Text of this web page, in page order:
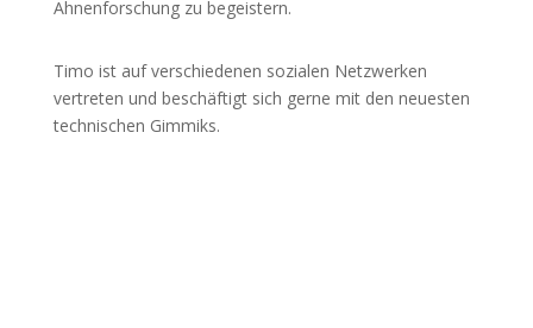
Ahnenforschung zu begeistern.
Timo ist auf verschiedenen sozialen Netzwerken
vertreten und beschäftigt sich gerne mit den neuesten
technischen Gimmiks.